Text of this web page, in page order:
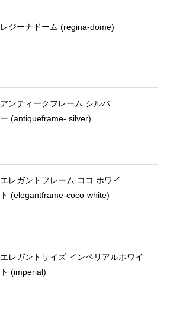
レジーナドーム (regina-dome)
アンティークフレーム シルバ
ー (antiqueframe- silver)
エレガントフレーム ココ ホワイ
ト (elegantframe-coco-white)
エレガントサイズ インペリアルホワイ
ト (imperial)